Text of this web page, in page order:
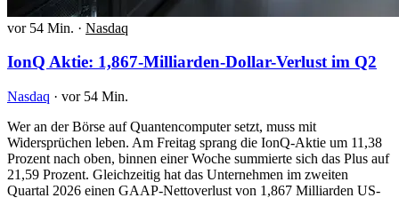
vor 54 Min. · Nasdaq
IonQ Aktie: 1,867-Milliarden-Dollar-Verlust im Q2
Nasdaq · vor 54 Min.
Wer an der Börse auf Quantencomputer setzt, muss mit
Widersprüchen leben. Am Freitag sprang die IonQ-Aktie um 11,38
Prozent nach oben, binnen einer Woche summierte sich das Plus auf
21,59 Prozent. Gleichzeitig hat das Unternehmen im zweiten
Quartal 2026 einen GAAP-Nettoverlust von 1,867 Milliarden US-